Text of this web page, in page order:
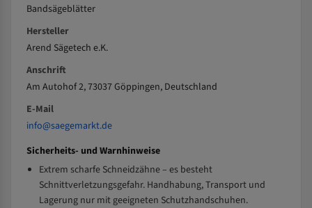
Bandsägeblätter
Hersteller
Arend Sägetech e.K.
Anschrift
Am Autohof 2, 73037 Göppingen, Deutschland
E-Mail
info@saegemarkt.de
Sicherheits- und Warnhinweise
Extrem scharfe Schneidzähne – es besteht
Schnittverletzungsgefahr. Handhabung, Transport und
Lagerung nur mit geeigneten Schutzhandschuhen.